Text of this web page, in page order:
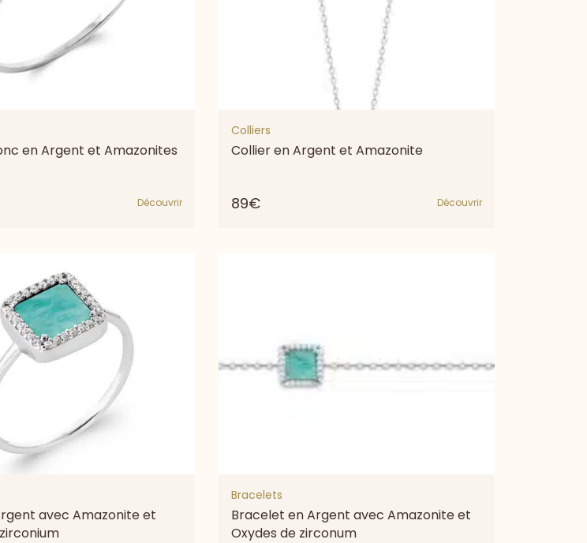
en Argent et Amazonites
Découvrir
Colliers
Collier en Argent et Amazonite
89€ Découvrir
avec Amazonite et
Bracelets
Bracelet en Argent avec Amazonite et
Oxydes de zirconum